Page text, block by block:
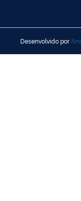
Desenvolvido por